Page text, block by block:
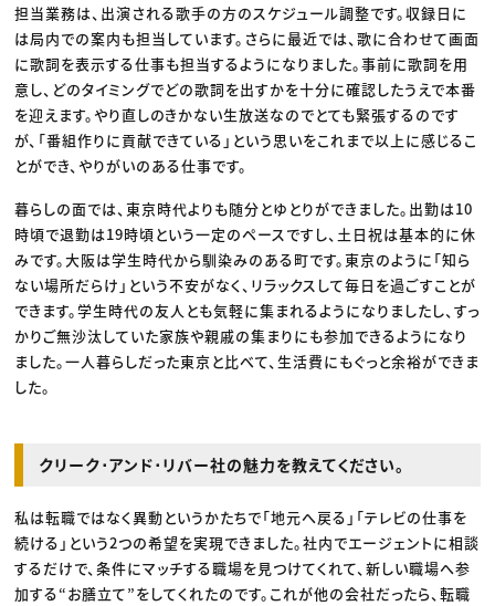
担当業務は、出演される歌手の方のスケジュール調整です。収録日に
は局内での案内も担当しています。さらに最近では、歌に合わせて画面
に歌詞を表示する仕事も担当するようになりました。事前に歌詞を用
意し、どのタイミングでどの歌詞を出すかを十分に確認したうえで本番
を迎えます。やり直しのきかない生放送なのでとても緊張するのです
が、「番組作りに貢献できている」という思いをこれまで以上に感じるこ
とができ、やりがいのある仕事です。
暮らしの面では、東京時代よりも随分とゆとりができました。出勤は10
時頃で退勤は19時頃という一定のペースですし、土日祝は基本的に休
みです。大阪は学生時代から馴染みのある町です。東京のように「知ら
ない場所だらけ」という不安がなく、リラックスして毎日を過ごすことが
できます。学生時代の友人とも気軽に集まれるようになりましたし、すっ
かりご無沙汰していた家族や親戚の集まりにも参加できるようになり
ました。一人暮らしだった東京と比べて、生活費にもぐっと余裕ができま
した。
クリーク･アンド･リバー社の魅力を教えてください。
私は転職ではなく異動というかたちで「地元へ戻る」「テレビの仕事を
続ける」という2つの希望を実現できました。社内でエージェントに相談
するだけで、条件にマッチする職場を見つけてくれて、新しい職場へ参
加する“お膳立て”をしてくれたのです。これが他の会社だったら、転職